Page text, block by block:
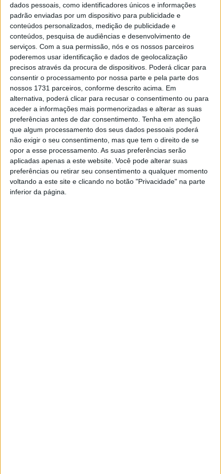
dados pessoais, como identificadores únicos e informações
padrão enviadas por um dispositivo para publicidade e
conteúdos personalizados, medição de publicidade e
conteúdos, pesquisa de audiências e desenvolvimento de
serviços. Com a sua permissão, nós e os nossos parceiros
poderemos usar identificação e dados de geolocalização
precisos através da procura de dispositivos. Poderá clicar para
consentir o processamento por nossa parte e pela parte dos
nossos 1731 parceiros, conforme descrito acima. Em
alternativa, poderá clicar para recusar o consentimento ou para
aceder a informações mais pormenorizadas e alterar as suas
preferências antes de dar consentimento. Tenha em atenção
que algum processamento dos seus dados pessoais poderá
não exigir o seu consentimento, mas que tem o direito de se
opor a esse processamento. As suas preferências serão
aplicadas apenas a este website. Você pode alterar suas
preferências ou retirar seu consentimento a qualquer momento
voltando a este site e clicando no botão "Privacidade" na parte
inferior da página.
Amaral, a campanha solidária decorreu ao longo de cinco
dias e envolveu a comunidade local, IPSS, bombeiros e
empresas dos dois concelhos, que também asseguraram
o transporte do material, que foi enviado para o
município de Pombal. O autarca destacou a forte
mobilização e o espírito de entreajuda demonstrado pela
população.
Já o Município de Penalva do Castelo, e as Juntas de
Freguesia que o compõem, Castelo de Penalva, Esmolfe,
Germil, Ínsua, Lusinde, Pindo, Real, Sezures,
Trancozelos, União de Freguesias de Antas e Matela e
União de Freguesias de Vila Cova do Covelo e Mareco,
contou com o transporte oferecido pela empresa
Palopina, sediada em Mundão (Viseu), que transportou
6400 telhas, com o objetivo de apoiar as vítimas da